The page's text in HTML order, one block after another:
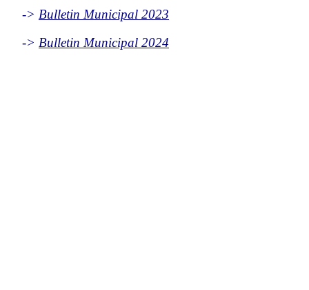
-> Bulletin Municipal 2023
-> Bulletin Municipal 2024